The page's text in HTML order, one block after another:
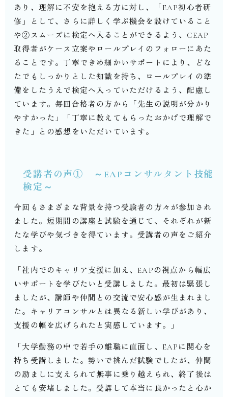
あり、理解に不安を抱える方に対し、「 EAP初心者研
修」として、さらに詳しく学ぶ機会を設けていること
や②スムーズに検定へ入ることができるよう、 CEAP
取得者がケース立案やロールプレイのフォローにあた
ることです。丁寧できめ細かいサポートにより、どな
たでもしっかりとした知識を持ち、ロールプレイの準
備をしたうえで検定へ入っていただけるよう、配慮し
ています。毎回合格者の方から「先生の説明が分かり
やすかった」「丁寧に教えてもらったおかげで理解で
きた」との感想をいただいています。
受講者の声① ～ EAP コンサルタント技能
検定～
今回もさまざまな背景を持つ受験者の方々が参加され
ました。短期間の講座と試験を通じて、それぞれが新
たな学びや気づきを得ています。受講者の声をご紹介
します。
「社内でのキャリア支援に加え、 EAP の視点から幅広
いサポートを学びたいと受講しました。最初は緊張し
ましたが、講師や仲間との交流で安心感が生まれまし
た。キャリアコンサルとは異なる新しい学びがあり、
支援の幅を広げられたと実感しています。」
「大学勤務の中で若手の離職に直面し、 EAP に関心を
持ち受講しました。勢いで挑んだ試験でしたが、仲間
の励ましに支えられて無事に乗り越えられ、終了後は
とても安堵しました。受講して本当に良かったと心か